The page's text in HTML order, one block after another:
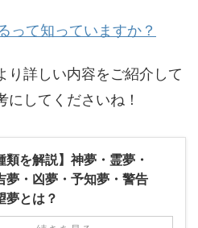
って知っていますか？
り詳しい内容をご紹介して
してくださいね！
類を解説】神夢・霊夢・
夢・凶夢・予知夢・警告
夢とは？